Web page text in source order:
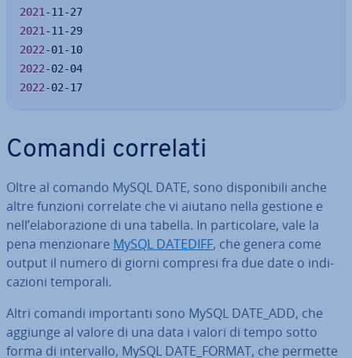
2021
2021
2022
2022
2022-02-17
Comandi correlati
Oltre al comando MySQL DATE, sono di­spo­ni­bi­li anche
altre funzioni correlate che vi aiutano nella gestione e
nell’ela­bo­ra­zio­ne di una tabella. In par­ti­co­la­re, vale la
pena men­zio­na­re MySQL DATEDIFF, che genera come
output il numero di giorni compresi fra due date o in­di­
ca­zio­ni temporali.
Altri comandi im­por­tan­ti sono MySQL DATE_ADD, che
aggiunge al valore di una data i valori di tempo sotto
forma di in­ter­val­lo, MySQL DATE_FORMAT, che permette